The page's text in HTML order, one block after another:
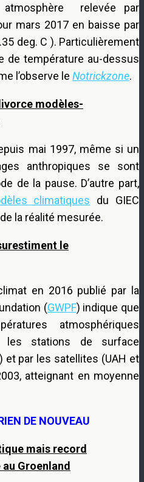
relevée par
mars 2017 en baisse par
deg. C ). Particulièrement
de température au-dessus
l’observe le Notrickzone.
modèles-
mai 1997, même si un
anthropiques se sont
de la pause. D’autre part,
climatiques du GIEC
la réalité mesurée.
le
en 2016 publié par la
(GWPF) indique que
atmosphériques
les stations de surface
et par les satellites (UAH et
atteignant en moyenne
DE NOUVEAU
mais record
Groenland